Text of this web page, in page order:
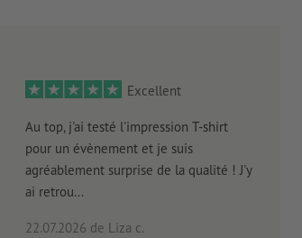
Excellent
Au top, j'ai testé l'impression T-shirt
pour un évènement et je suis
agréablement surprise de la qualité ! J'y
ai retrou...
22.07.2026 de Liza c.